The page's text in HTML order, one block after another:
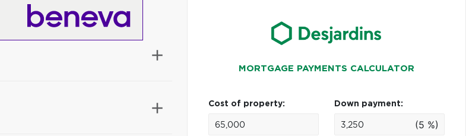
MORTGAGE PAYMENTS CALCULATOR
Cost of property: Down payment:
(5 %)